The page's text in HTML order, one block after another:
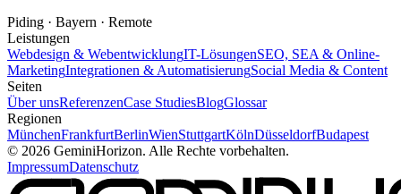
Piding · Bayern · Remote
Leistungen
Webdesign & WebentwicklungIT-LösungenSEO, SEA & Online-
MarketingIntegrationen & AutomatisierungSocial Media & Content
Seiten
Über unsReferenzenCase StudiesBlogGlossar
Regionen
MünchenFrankfurtBerlinWienStuttgartKölnDüsseldorfBudapest
© 2026 GeminiHorizon. Alle Rechte vorbehalten.
ImpressumDatenschutz